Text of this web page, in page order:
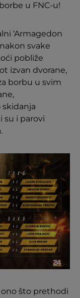
u FNC-u!
‘Armagedon
svake
pobliže
izvan dvorane,
borbu u svim
su i parovi
ono što prethodi